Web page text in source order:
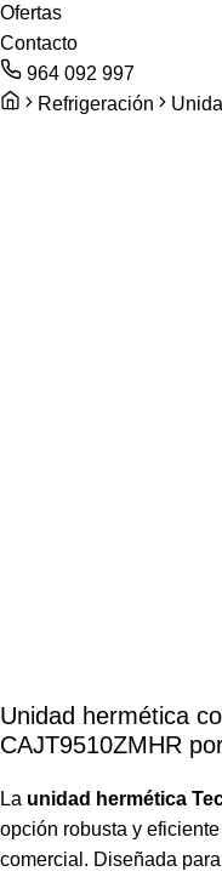
Ofertas
Contacto
964 092 997
Refrigeración
Unidad hermética
CAJT9510ZMHR
La unidad hermética
opción robusta y
comercial. Diseñada